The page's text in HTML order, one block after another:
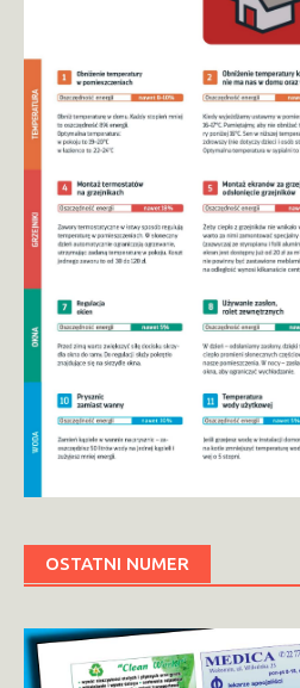
OSTATNI NUMER